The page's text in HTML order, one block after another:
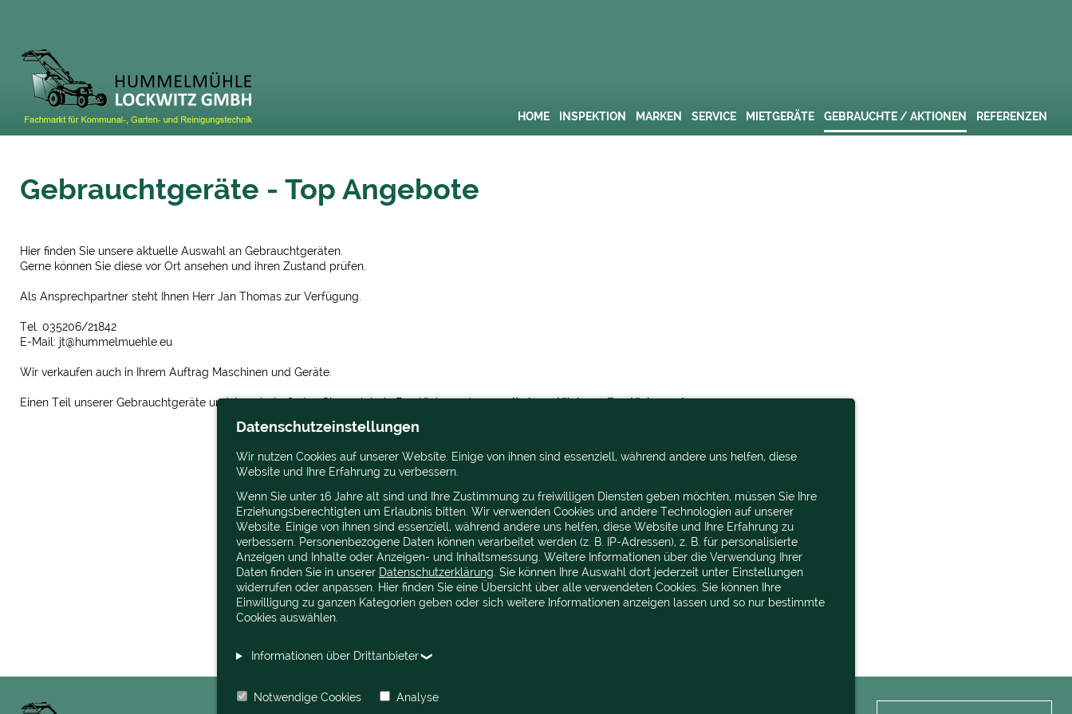
Datenschutzeinstellungen
Wir nutzen Cookies auf unserer Website. Einige von ihnen sind essenziell, während andere uns helfen, diese
Website und Ihre Erfahrung zu verbessern.
Wenn Sie unter 16 Jahre alt sind und Ihre Zustimmung zu freiwilligen Diensten geben möchten, müssen Sie Ihre
Erziehungsberechtigten um Erlaubnis bitten. Wir verwenden Cookies und andere Technologien auf unserer
Website. Einige von ihnen sind essenziell, während andere uns helfen, diese Website und Ihre Erfahrung zu
verbessern. Personenbezogene Daten können verarbeitet werden (z. B. IP-Adressen), z. B. für personalisierte
Anzeigen und Inhalte oder Anzeigen- und Inhaltsmessung. Weitere Informationen über die Verwendung Ihrer
Daten finden Sie in unserer Datenschutzerklärung . Sie können Ihre Auswahl dort jederzeit unter Einstellungen
widerrufen oder anpassen. Hier finden Sie eine Übersicht über alle verwendeten Cookies. Sie können Ihre
Einwilligung zu ganzen Kategorien geben oder sich weitere Informationen anzeigen lassen und so nur bestimmte
Cookies auswählen.
Informationen über Drittanbieter
Notwendige Cookies Analyse
HOME INSPEKTION MARKEN SERVICE MIETGERÄTE GEBRAUCHTE / AKTIONEN REFERENZEN
Gebrauchtgeräte - Top Angebote
Hier finden Sie unsere aktuelle Auswahl an Gebrauchtgeräten.
Gerne können Sie diese vor Ort ansehen und ihren Zustand prüfen.
Als Ansprechpartner steht Ihnen Herr Jan Thomas zur Verfügung.
Tel. 035206/21842
E-Mail: jt@hummelmuehle.eu
Wir verkaufen auch in Ihrem Auftrag Maschinen und Geräte.
Einen Teil unserer Gebrauchtgeräte und Angebote finden Sie auch bei eBay Kleinanzeigen- mit einem Klick zu eBay Kleinanzeigen -